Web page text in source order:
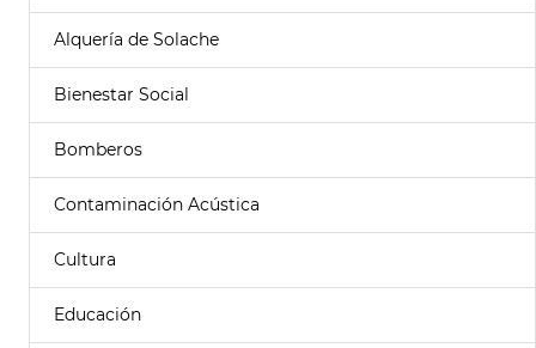
Alquería de Solache
Bienestar Social
Bomberos
Contaminación Acústica
Cultura
Educación